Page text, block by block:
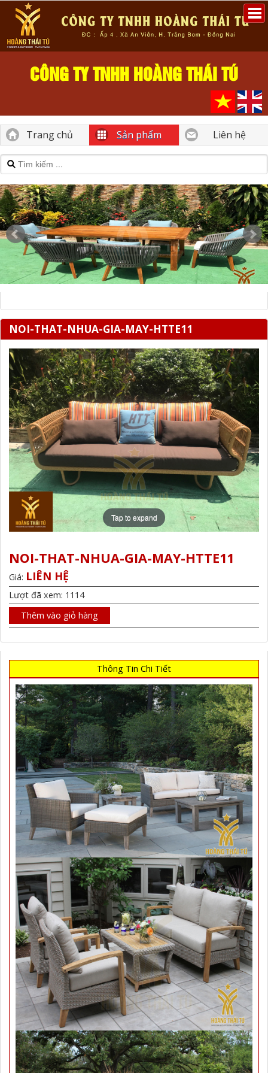
CÔNG TY TNHH HOÀNG THÁI TÚ
Trang chủ Sản phẩm Liên hệ
NOI-THAT-NHUA-GIA-MAY-HTTE11
Tap to expand
NOI-THAT-NHUA-GIA-MAY-HTTE11
Giá: LIÊN HỆ
Lượt đã xem: 1114
Thêm vào giỏ hàng
Thông Tin Chi Tiết